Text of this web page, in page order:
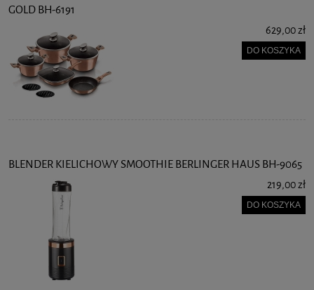
GOLD BH-6191
629,00 zł
DO KOSZYKA
BLENDER KIELICHOWY SMOOTHIE BERLINGER HAUS BH-9065
219,00 zł
DO KOSZYKA